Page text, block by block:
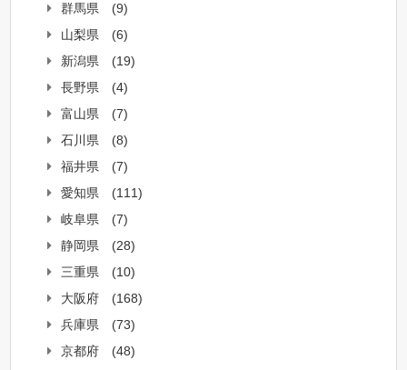
群馬県
(9)
山梨県
(6)
新潟県
(19)
長野県
(4)
富山県
(7)
石川県
(8)
福井県
(7)
愛知県
(111)
岐阜県
(7)
静岡県
(28)
三重県
(10)
大阪府
(168)
兵庫県
(73)
京都府
(48)